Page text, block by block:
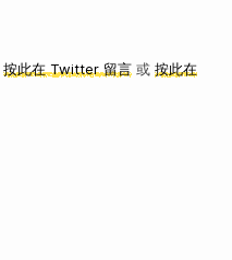
按此在 Twitter 留言或 按此在